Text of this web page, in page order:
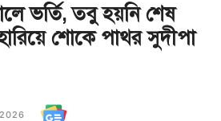
ভর্তি, তবু হয়নি শেষ
শোকে পাথর সুদীপা